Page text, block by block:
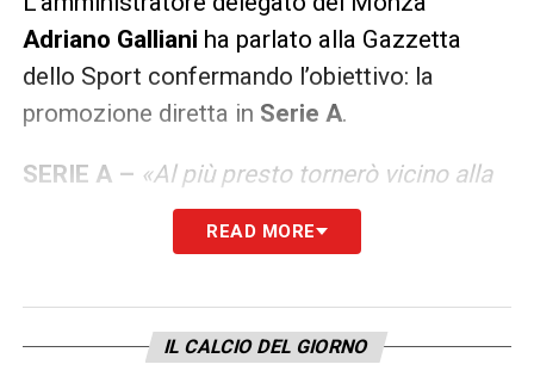
Adriano Galliani ha parlato alla Gazzetta
dello Sport confermando l’obiettivo: la
promozione diretta in Serie A.
SERIE A – «Al più presto tornerò vicino alla
squadra, l’ho sempre nel cuore. A Brocchi ho
detto sono pronto per affrontare le ultime 8
READ MORE
IL CALCIO DEL GIORNO